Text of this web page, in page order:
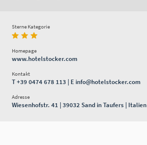
Sterne Kategorie
Homepage
www.hotelstocker.com
Kontakt
T+39 0474 678 113 | E info@hotelstocker.com
Adresse
Wiesenhofstr. 41 | 39032 Sand in Taufers | Italien